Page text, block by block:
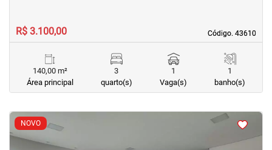
Código. 43610
Código. 43610
R$ 3.100,00
140,00 m²
Área principal
3
quarto(s)
1
Vaga(s)
1
banho(s)
NOVO
<<<